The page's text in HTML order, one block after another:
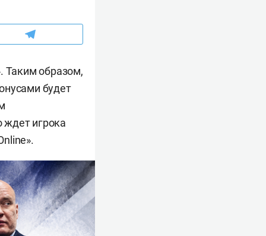
Таким образом,
будет
ждет игрока